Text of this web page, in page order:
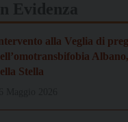
alla Veglia di
Stella